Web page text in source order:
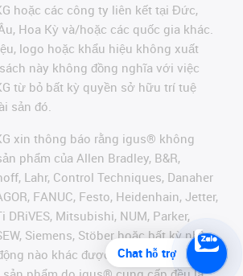
hoặc các công ty liên kết tại Đức,
Hoa Kỳ và/hoặc các quốc gia khác.
logo hoặc khẩu hiệu không xuất
này không đồng nghĩa với việc
từ bỏ bất kỳ quyền sở hữu trí tuệ
sản đó.
xin thông báo rằng igus® không
phẩm của Allen Bradley, B&R,
Lahr, Control Techniques, Danaher
FANUC, Festo, Heidenhain, Jetter,
DRiVES, Mitsubishi, NUM, Parker,
Siemens, Stöber hoặc bất kỳ nhà
nào khác được đề cập trên
Chat hỗ trợ